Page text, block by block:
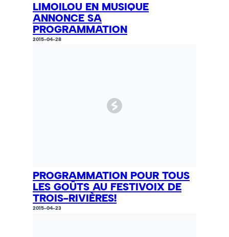
LIMOILOU EN MUSIQUE
ANNONCE SA
PROGRAMMATION
2015-04-28
PROGRAMMATION POUR TOUS
LES GOÛTS AU FESTIVOIX DE
TROIS-RIVIÈRES!
2015-04-23